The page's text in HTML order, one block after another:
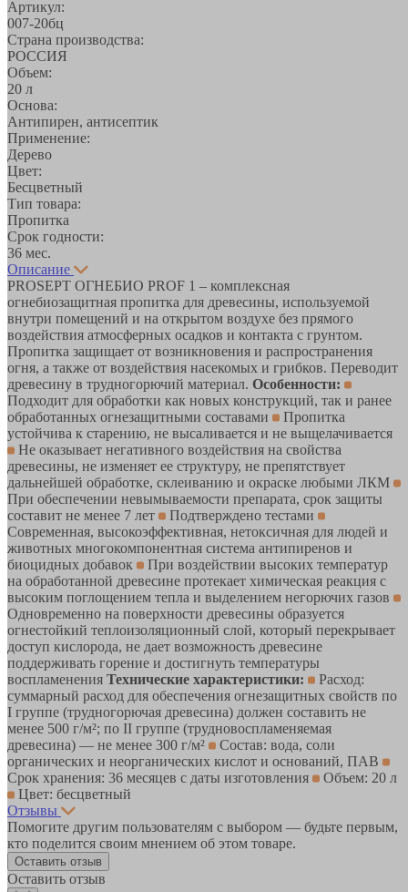
Артикул:
007-20бц
Страна производства:
РОССИЯ
Объем:
20 л
Основа:
Антипирен, антисептик
Применение:
Дерево
Цвет:
Бесцветный
Тип товара:
Пропитка
Срок годности:
36 мес.
Описание
PROSEPT ОГНЕБИО PROF 1 – комплексная
огнебиозащитная пропитка для древесины, используемой
внутри помещений и на открытом воздухе без прямого
воздействия атмосферных осадков и контакта с грунтом.
Пропитка защищает от возникновения и распространения
огня, а также от воздействия насекомых и грибков. Переводит
древесину в трудногорючий материал. Особенности:
Подходит для обработки как новых конструкций, так и ранее
обработанных огнезащитными составами
Пропитка
устойчива к старению, не высаливается и не выщелачивается
Не оказывает негативного воздействия на свойства
древесины, не изменяет ее структуру, не препятствует
дальнейшей обработке, склеиванию и окраске любыми ЛКМ
При обеспечении невымываемости препарата, срок защиты
составит не менее 7 лет
Подтверждено тестами
Современная, высокоэффективная, нетоксичная для людей и
животных многокомпонентная система антипиренов и
биоцидных добавок
При воздействии высоких температур
на обработанной древесине протекает химическая реакция с
высоким поглощением тепла и выделением негорючих газов
Одновременно на поверхности древесины образуется
огнестойкий теплоизоляционный слой, который перекрывает
доступ кислорода, не дает возможность древесине
поддерживать горение и достигнуть температуры
воспламенения Технические характеристики:
Расход:
суммарный расход для обеспечения огнезащитных свойств по
I группе (трудногорючая древесина) должен составить не
менее 500 г/м²; по II группе (трудновоспламеняемая
древесина) — не менее 300 г/м²
Состав: вода, соли
органических и неорганических кислот и оснований, ПАВ
Срок хранения: 36 месяцев с даты изготовления
Объем: 20 л
Цвет: бесцветный
Отзывы
Помогите другим пользователям с выбором — будьте первым,
кто поделится своим мнением об этом товаре.
Оставить отзыв
Оставить отзыв